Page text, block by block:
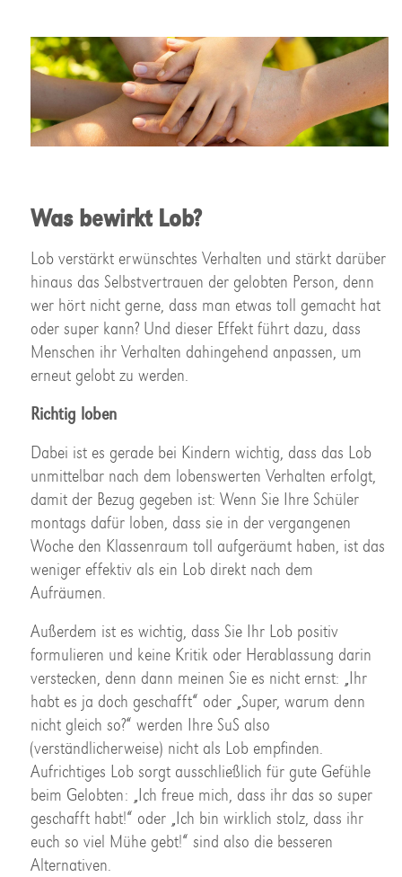
Was bewirkt Lob?
Lob verstärkt erwünschtes Verhalten und stärkt darüber
hinaus das Selbstvertrauen der gelobten Person, denn
wer hört nicht gerne, dass man etwas toll gemacht hat
oder super kann? Und dieser Effekt führt dazu, dass
Menschen ihr Verhalten dahingehend anpassen, um
erneut gelobt zu werden.
Richtig loben
Dabei ist es gerade bei Kindern wichtig, dass das Lob
unmittelbar nach dem lobenswerten Verhalten erfolgt,
damit der Bezug gegeben ist: Wenn Sie Ihre Schüler
montags dafür loben, dass sie in der vergangenen
Woche den Klassenraum toll aufgeräumt haben, ist das
weniger effektiv als ein Lob direkt nach dem
Aufräumen.
Außerdem ist es wichtig, dass Sie Ihr Lob positiv
formulieren und keine Kritik oder Herablassung darin
verstecken, denn dann meinen Sie es nicht ernst: „Ihr
habt es ja doch geschafft“ oder „Super, warum denn
nicht gleich so?“ werden Ihre SuS also
(verständlicherweise) nicht als Lob empfinden.
Aufrichtiges Lob sorgt ausschließlich für gute Gefühle
beim Gelobten: „Ich freue mich, dass ihr das so super
geschafft habt!“ oder „Ich bin wirklich stolz, dass ihr
euch so viel Mühe gebt!“ sind also die besseren
Alternativen.